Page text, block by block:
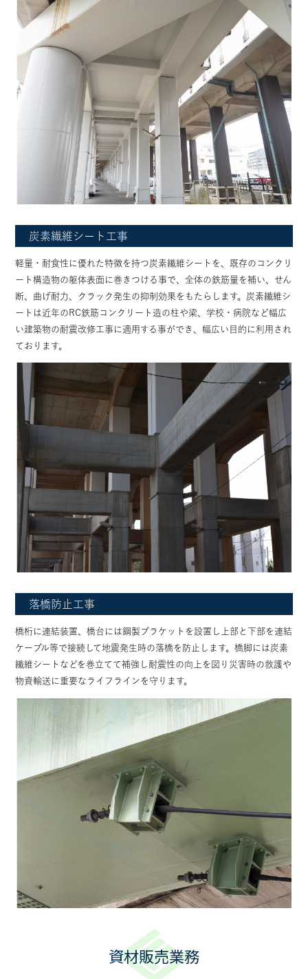
炭素繊維シート工事
軽量・耐食性に優れた特徴を持つ炭素繊維シートを、既存のコンクリ
ート構造物の躯体表面に巻きつける事で、全体の鉄筋量を補い、せん
断、曲げ耐力、クラック発生の抑制効果をもたらします。炭素繊維シ
ートは近年のRC鉄筋コンクリート造の柱や梁、学校・病院など幅広
い建築物の耐震改修工事に適用する事ができ、幅広い目的に利用され
ております。
落橋防止工事
橋桁に連結装置、橋台には鋼製ブラケットを設置し上部と下部を連結
ケーブル等で接続して地震発生時の落橋を防止します。橋脚には炭素
繊維シートなどを巻立てて補強し耐震性の向上を図り災害時の救護や
物資輸送に重要なライフラインを守ります。
資材販売業務